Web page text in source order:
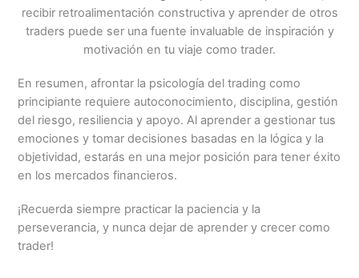
recibir retroalimentación constructiva y aprender de otros
traders puede ser una fuente invaluable de inspiración y
motivación en tu viaje como trader.
En resumen, afrontar la psicología del trading como
principiante requiere autoconocimiento, disciplina, gestión
del riesgo, resiliencia y apoyo. Al aprender a gestionar tus
emociones y tomar decisiones basadas en la lógica y la
objetividad, estarás en una mejor posición para tener éxito
en los mercados financieros.
¡Recuerda siempre practicar la paciencia y la
perseverancia, y nunca dejar de aprender y crecer como
trader!